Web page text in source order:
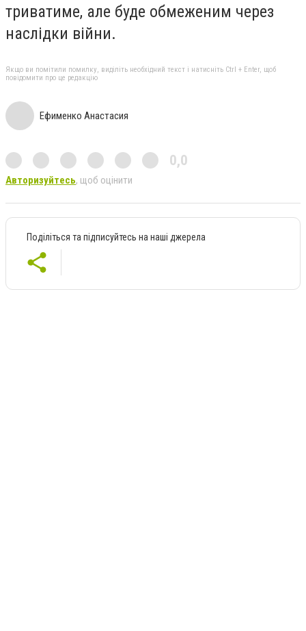
триватиме, але буде обмеженим через
наслідки війни.
Якщо ви помітили помилку, виділіть необхідний текст і натисніть Ctrl + Enter, щоб
повідомити про це редакцію
Ефименко Анастасия
0,0
Авторизуйтесь, щоб оцінити
Поділіться та підписуйтесь на наші джерела